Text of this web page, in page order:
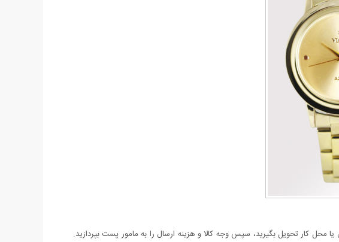
کار تحویل بگیرید، سپس وجه کالا و هزینه ارسال را به مامور پست بپردازید.